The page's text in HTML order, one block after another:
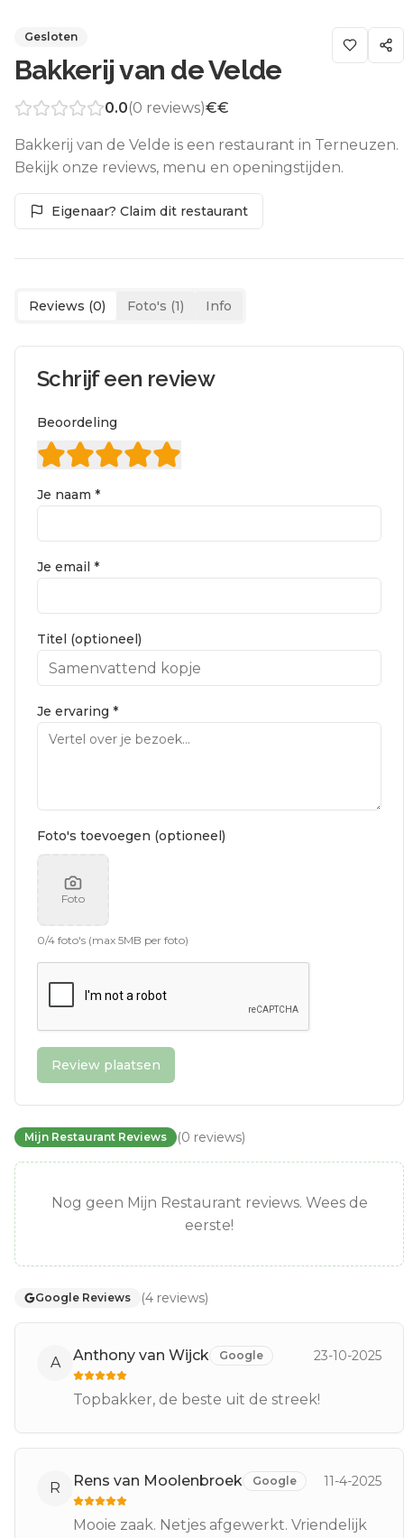
Gesloten
Bakkerij van de Velde
0.0(0 reviews)€€
Bakkerij van de Velde is een restaurant in Terneuzen.
Bekijk onze reviews, menu en openingstijden.
Eigenaar? Claim dit restaurant
Reviews (0) Foto's (1) Info
Schrijf een review
Beoordeling
Je naam *
Je email *
Titel (optioneel)
Je ervaring *
Foto's toevoegen (optioneel)
Foto
0/4 foto's (max 5MB per foto)
Review plaatsen
Mijn Restaurant Reviews (0 reviews)
Nog geen Mijn Restaurant reviews. Wees de
eerste!
Google Reviews (4 reviews)
A Anthony van Wijck Google 23-10-2025
Topbakker, de beste uit de streek!
R Rens van Moolenbroek Google 11-4-2025
Mooie zaak. Netjes afgewerkt. Vriendelijk